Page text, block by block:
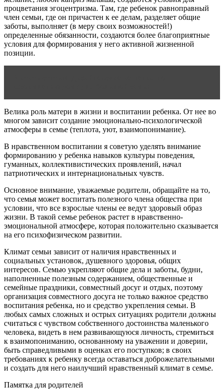
процветания эгоцентризма. Там, где ребенок равноправный
член семьи, где он причастен к ее делам, разделяет общие
заботы, выполняет (в меру своих возможностей!)
определенные обязанности, создаются более благоприятные
условия для формирования у него активной жизненной
позиции.
Велика роль матери в жизни и воспитании ребенка. От нее во
многом зависит создание эмоционально-психологической
атмосферы в семье (теплота, уют, взаимопонимание).
В нравственном воспитании я советую уделять внимание
формированию у ребенка навыков культуры поведения,
гуманных, коллективистических проявлений, начал
патриотических и интернациональных чувств.
Основное внимание, уважаемые родители, обращайте на то,
что семья может воспитать полезного члена общества при
условии, что все взрослые члены ее ведут здоровый образ
жизни. В такой семье ребенок растет в нравственно-
эмоциональной атмосфере, которая положительно сказывается
на его психофизическом развитии.
Климат семьи зависит от наличия нравственных и
социальных установок, душевного здоровья, общих
интересов. Семью укрепляют общие дела и заботы, будни,
наполненные полезным содержанием, общественные и
семейные праздники, совместный досуг и отдых, поэтому
организация совместного досуга не только важное средство
воспитания ребенка, но и средство укрепления семьи. В
любых самых сложных и острых ситуациях родители должны
считаться с чувством собственного достоинства маленького
человека, видеть в нем развивающуюся личность, стремиться
к взаимопониманию, основанному на уважении и доверии,
быть справедливыми в оценках его поступков; в своих
требованиях к ребенку всегда оставаться доброжелательными
и создать для него наилучший нравственный климат в семье.
Памятка для родителей